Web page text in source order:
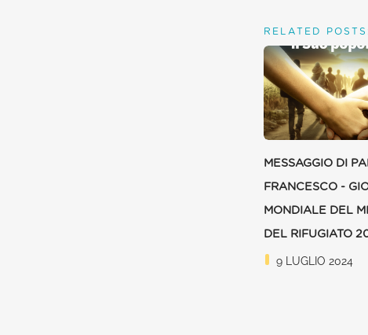
RELATED POSTS:
MESSAGGIO DI
FRANCESCO -
MONDIALE DEL
DEL RIFUGIATO
9 LUGLIO 2024